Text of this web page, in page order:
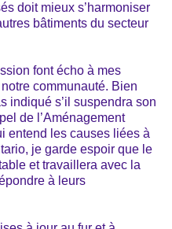
doit mieux s’harmoniser
bâtiments du secteur
font écho à mes
communauté. Bien
indiqué s’il suspendra son
de l’Aménagement
entend les causes liées à
je garde espoir que le
et travaillera avec la
à leurs